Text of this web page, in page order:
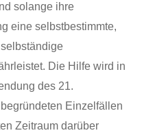
solange ihre
eine selbstbestimmte,
Die Hilfe wird in
des 21.
Einzelfällen
Zeitraum darüber